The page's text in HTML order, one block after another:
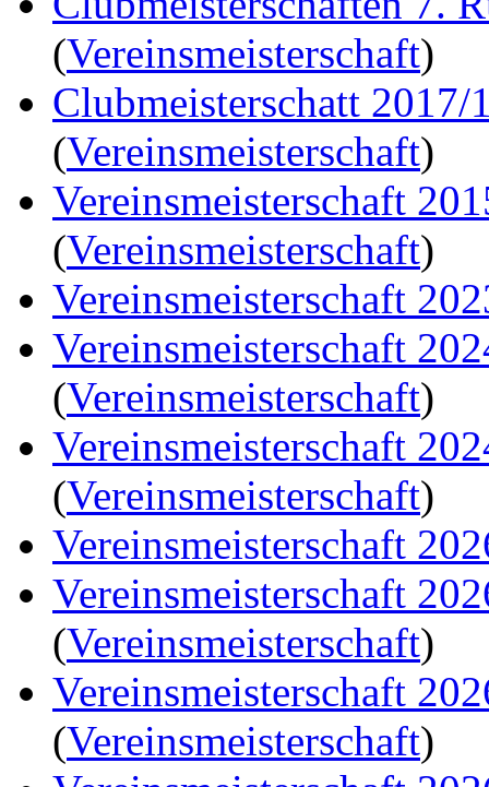
(Vereinsmeisterschaft)
Clubmeisterschatt 2017/
(Vereinsmeisterschaft)
Vereinsmeisterschaft
(Vereinsmeisterschaft)
Vereinsmeisterschaft
Vereinsmeisterschaft
(Vereinsmeisterschaft)
Vereinsmeisterschaft
(Vereinsmeisterschaft)
Vereinsmeisterschaft
Vereinsmeisterschaft
(Vereinsmeisterschaft)
Vereinsmeisterschaft
(Vereinsmeisterschaft)